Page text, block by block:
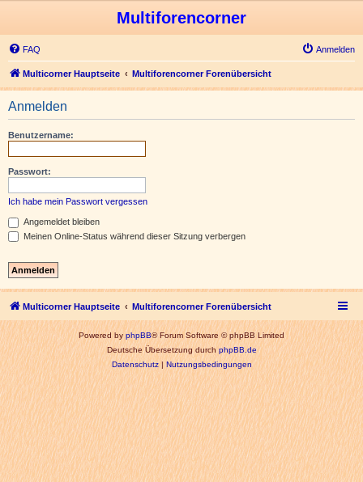
Multiforencorner
FAQ Anmelden
Multicorner Hauptseite Multiforencorner Forenübersicht
Anmelden
Benutzername:
Passwort:
Ich habe mein Passwort vergessen
Angemeldet bleiben
Meinen Online-Status während dieser Sitzung verbergen
Multicorner Hauptseite Multiforencorner Forenübersicht
Powered byphpBB® Forum Software © phpBB Limited
Deutsche Übersetzung durchphpBB.de
Datenschutz| Nutzungsbedingungen